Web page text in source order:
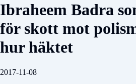
Ibraheem Badra
för skott mot
hur häktet
2017-11-08